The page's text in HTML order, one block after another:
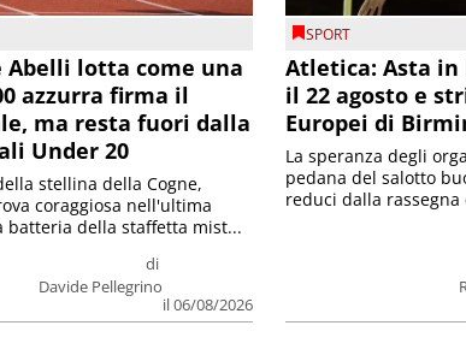
lotta come una
azzurra firma il
ma resta fuori dalla
Under 20
di
Davide Pellegrino
il 06/08/2026
stellina della Cogne,
coraggiosa nell'ultima
batteria della staffetta mist...
SPORT
Atletica: Asta in
il 22 agosto e
Europei di
La speranza degli
pedana del salotto
reduci dalla